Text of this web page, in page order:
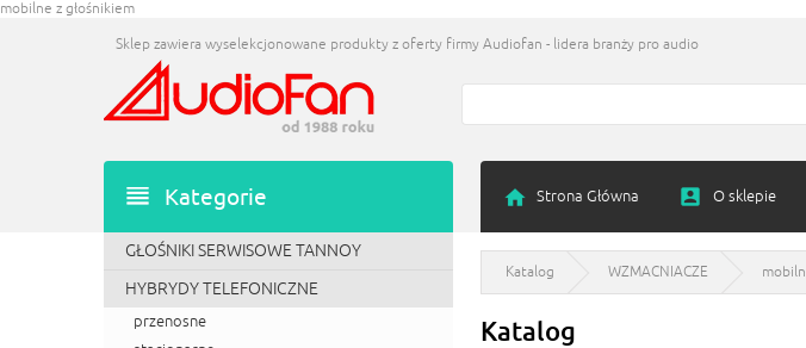
mobilne z głośnikiem
Strona Główna O sklepie
Sklep zawiera wyselekcjonowane produkty z oferty firmy Audiofan - lidera branży pro audio
Kategorie
GŁOŚNIKI SERWISOWE TANNOY
HYBRYDY TELEFONICZNE
przenosne
Katalog WZMACNIACZE
Katalog